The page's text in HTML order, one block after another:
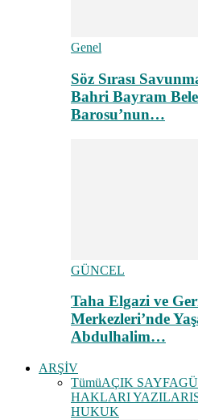
Genel
Söz Sırası
Bahri Bayram
Barosu’nun…
GÜNCEL
Taha Elgazi ve
Merkezleri’nde
Abdulhalim…
ARŞİV
TümüAÇIK SAYFA
HAKLARI YAZILARI
HUKUK